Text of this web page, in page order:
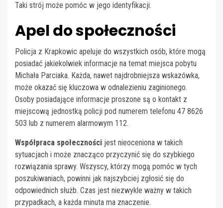
Taki strój może pomóc w jego identyfikacji.
Apel do społeczności
Policja z Krapkowic apeluje do wszystkich osób, które mogą
posiadać jakiekolwiek informacje na temat miejsca pobytu
Michała Parciaka. Każda, nawet najdrobniejsza wskazówka,
może okazać się kluczowa w odnalezieniu zaginionego.
Osoby posiadające informacje proszone są o kontakt z
miejscową jednostką policji pod numerem telefonu 47 8626
503 lub z numerem alarmowym 112.
Współpraca społeczności jest nieoceniona w takich
sytuacjach i może znacząco przyczynić się do szybkiego
rozwiązania sprawy. Wszyscy, którzy mogą pomóc w tych
poszukiwaniach, powinni jak najszybciej zgłosić się do
odpowiednich służb. Czas jest niezwykle ważny w takich
przypadkach, a każda minuta ma znaczenie.